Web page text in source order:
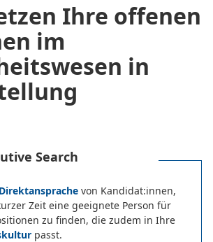
Ihre offenen
im
in
Search
von Kandidat:innen,
Zeit eine geeignete Person für
zu finden, die zudem in Ihre
passt.